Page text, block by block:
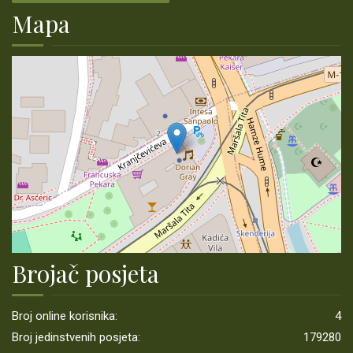
Mapa
Brojač posjeta
Broj online korisnika:
4
Broj jedinstvenih posjeta:
179280